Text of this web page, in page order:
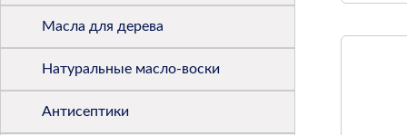
Масла для дерева
Натуральные масло-воски
Антисептики